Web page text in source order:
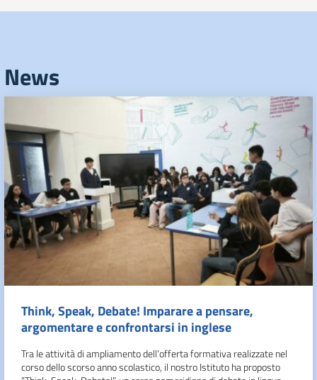
News
Think, Speak, Debate! Imparare a pensare,
argomentare e confrontarsi in inglese
Tra le attività di ampliamento dell’offerta formativa realizzate nel
corso dello scorso anno scolastico, il nostro Istituto ha proposto